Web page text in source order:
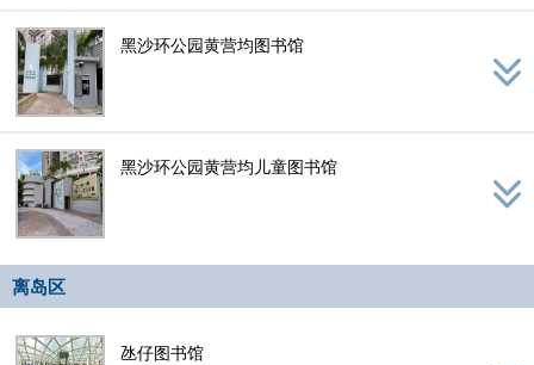
黑沙环公园黄营均图书馆
黑沙环公园黄营均儿童图书馆
离岛区
氹仔图书馆